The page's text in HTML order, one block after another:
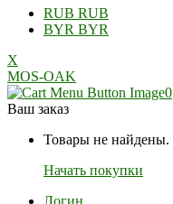
RUB RUB
BYR BYR
X
MOS-OAK
0
Ваш заказ
Товары не найдены.
Начать покупки